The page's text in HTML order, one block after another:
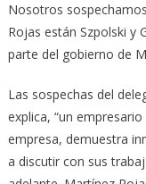
Nosotros
Rojas están Szpolski y
parte del gobierno de
Las sospechas del
explica, “un
empresa, demuestra
a discutir con sus